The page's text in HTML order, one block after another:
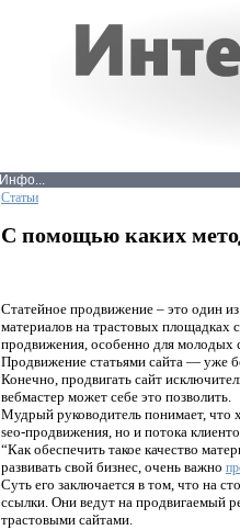
Инфо...
Статьи
С помощью каких
Статейное продвижение – это один
материалов на трастовых площадках
продвижения, особенно для молодых
Продвижение статьями сайта — уже
Конечно, продвигать сайт
вебмастер может себе это позволить.
Мудрый руководитель понимает, что
seo-продвижения, но и потока
“Как обеспечить такое качество
развивать свой бизнес, очень важно
Суть его заключается в том, что на
ссылки. Они ведут на продвигаемый
трастовыми сайтами.